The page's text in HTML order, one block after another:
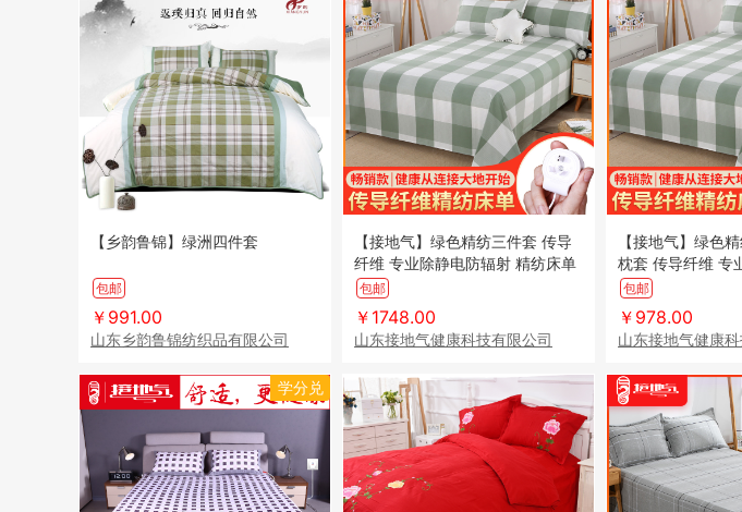
【乡韵鲁锦】绿洲四件套
包邮
￥991.00
山东乡韵鲁锦纺织品有限公司
【接地气】绿色精纺三件套 传导
纤维 专业除静电防辐射 精纺床单
包邮
￥1748.00
山东接地气健康科技有限公司
【接地气】绿色
枕套 传导纤维 专
精纺床单
包邮
￥978.00
山东接地气健康
学分兑